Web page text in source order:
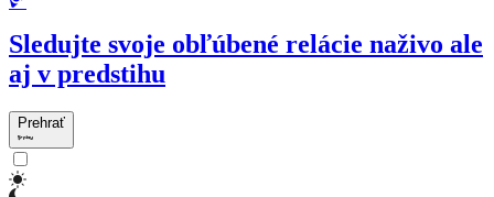
Sledujte svoje obľúbené relácie naživo ale
aj v predstihu
Prehrať